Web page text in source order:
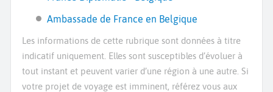
Ambassade de France en Belgique
Les informations de cette rubrique sont données à titre
indicatif uniquement. Elles sont susceptibles d’évoluer à
tout instant et peuvent varier d’une région à une autre. Si
votre projet de voyage est imminent, référez vous aux